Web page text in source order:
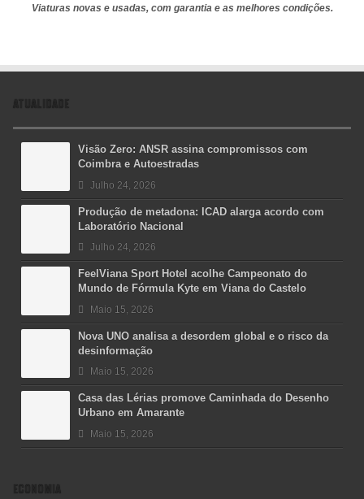
Viaturas novas e usadas, com garantia e as melhores condições.
ATUALIDADE
Visão Zero: ANSR assina compromissos com
Coimbra e Autoestradas
Julho 24, 2026
Produção de metadona: ICAD alarga acordo com
Laboratório Nacional
Julho 24, 2026
FeelViana Sport Hotel acolhe Campeonato do
Mundo de Fórmula Kyte em Viana do Castelo
Maio 15, 2026
Nova UNO analisa a desordem global e o risco da
desinformação
Maio 15, 2026
Casa das Lérias promove Caminhada do Desenho
Urbano em Amarante
Maio 15, 2026
ECONOMIA